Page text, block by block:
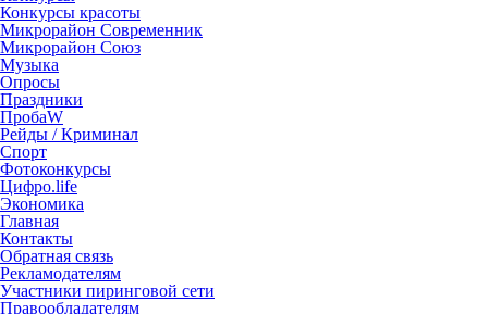
Конкурсы красоты
Микрорайон Современник
Микрорайон Союз
Музыка
Опросы
Праздники
ПробаW
Рейды / Криминал
Спорт
Фотоконкурсы
Цифро.life
Экономика
Главная
Контакты
Обратная связь
Рекламодателям
Участники пиринговой сети
Правообладателям